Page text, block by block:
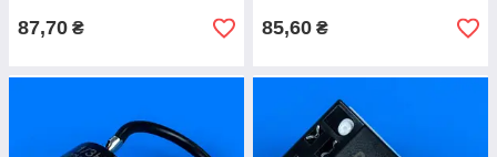
87,70 ₴ 85,60 ₴